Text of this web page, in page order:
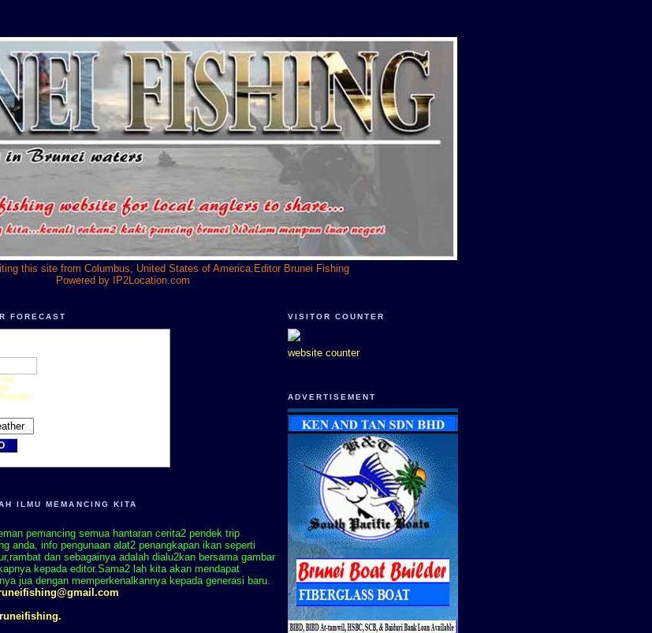
this site from Columbus, United States of America.Editor Brunei Fishing
Powered by
IP2Location.com
FORECAST
trip
ILMU MEMANCING KITA
pemancing semua hantaran cerita2 pendek trip
anda, info pengunaan alat2 penangkapan ikan seperti
dan sebagainya adalah dialu2kan bersama gambar
kepada editor.Sama2 lah kita akan mendapat
jua dengan memperkenalkannya kepada generasi baru.
VISITOR COUNTER
website counter
ADVERTISEMENT